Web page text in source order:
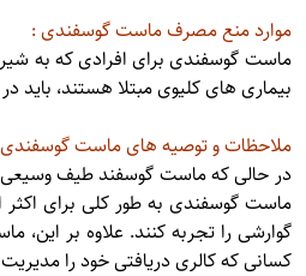
موارد منع مصرف ماست گوسفندی :
ماست گوسفندی برای افرادی که به
بیماری های کلیوی مبتلا هستند،
ملاحظات و توصیه های ماست
در حالی که ماست گوسفند طیف وسیعی
ماست گوسفندی به طور کلی برای
گوارشی را تجربه کنند. علاوه بر
کسانی که کالری دریافتی خود را